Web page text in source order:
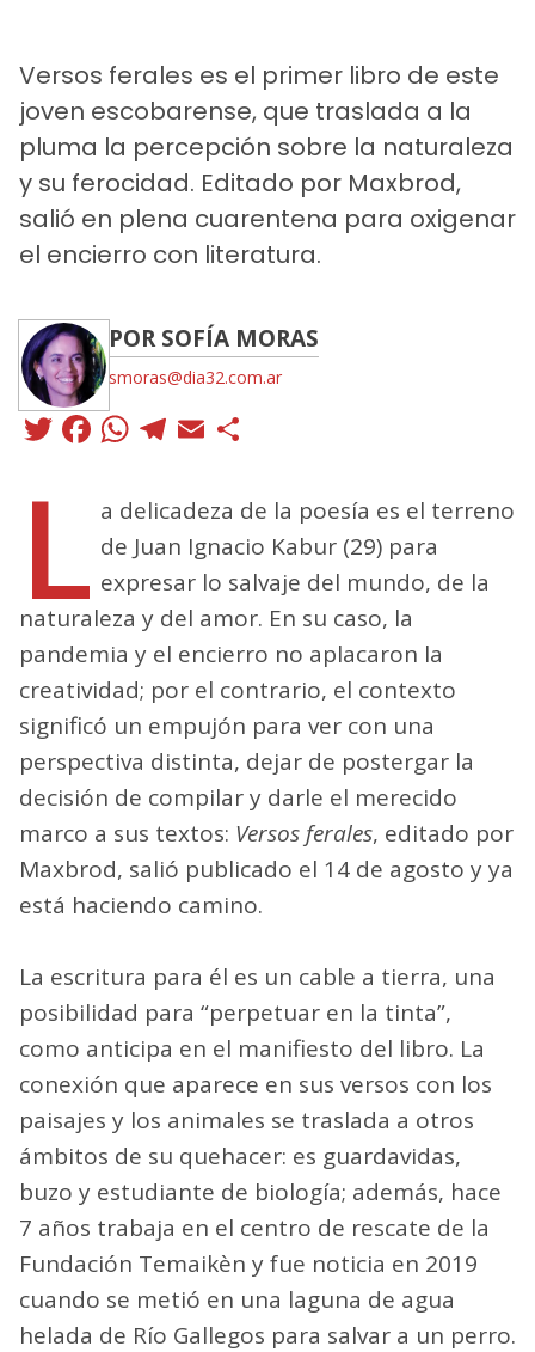
Versos ferales es el primer libro de este
joven escobarense, que traslada a la
pluma la percepción sobre la naturaleza
y su ferocidad. Editado por Maxbrod,
salió en plena cuarentena para oxigenar
el encierro con literatura.
POR SOFÍA MORAS
smoras@dia32.com.ar
Twitter
Facebook
WhatsApp
Telegram
Email
L a delicadeza de la poesía es el terreno
de Juan Ignacio Kabur (29) para
expresar lo salvaje del mundo, de la
naturaleza y del amor. En su caso, la
pandemia y el encierro no aplacaron la
creatividad; por el contrario, el contexto
significó un empujón para ver con una
perspectiva distinta, dejar de postergar la
decisión de compilar y darle el merecido
marco a sus textos: Versos ferales, editado por
Maxbrod, salió publicado el 14 de agosto y ya
está haciendo camino.
La escritura para él es un cable a tierra, una
posibilidad para “perpetuar en la tinta”,
como anticipa en el manifiesto del libro. La
conexión que aparece en sus versos con los
paisajes y los animales se traslada a otros
ámbitos de su quehacer: es guardavidas,
buzo y estudiante de biología; además, hace
7 años trabaja en el centro de rescate de la
Fundación Temaikèn y fue noticia en 2019
cuando se metió en una laguna de agua
helada de Río Gallegos para salvar a un perro.